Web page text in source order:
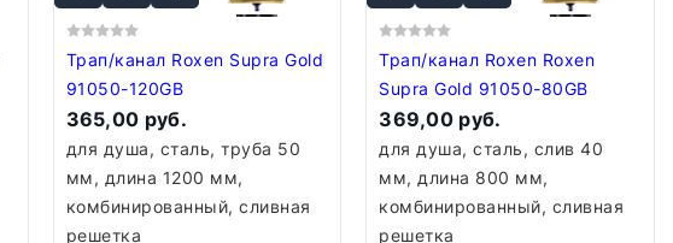
Трап/канал Roxen Supra Gold
91050-120GB
365,00 руб.
для душа, сталь, труба 50
мм, длина 1200 мм,
комбинированный, сливная
решетка
Трап/канал Roxen Roxen
Supra Gold 91050-80GB
369,00 руб.
для душа, сталь, слив 40
мм, длина 800 мм,
комбинированный, сливная
решетка